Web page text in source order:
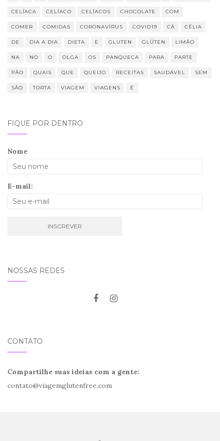
CELÍACA CELÍACO CELÍACOS CHOCOLATE COM
COMER COMIDAS CORONAVÍRUS COVID19 CÁ CÉLIA
DE DIA A DIA DIETA E GLUTEN GLÚTEN LIMÃO
NA NO O OLGA OS PANQUECA PARA PARTE
PÃO QUAIS QUE QUEIJO RECEITAS SAUDÁVEL SEM
SÃO TORTA VIAGEM VIAGENS É
FIQUE POR DENTRO
Nome
E-mail:
NOSSAS REDES
CONTATO
Compartilhe suas ideias com a gente:
contato@viagemglutenfree.com